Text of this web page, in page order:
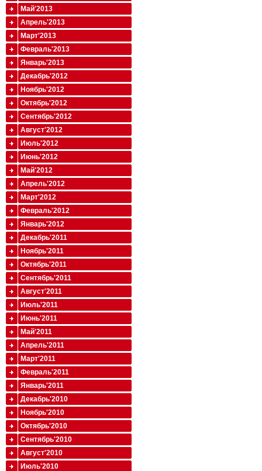
Май'2013
Апрель'2013
Март'2013
Февраль'2013
Январь'2013
Декабрь'2012
Ноябрь'2012
Октябрь'2012
Сентябрь'2012
Август'2012
Июль'2012
Июнь'2012
Май'2012
Апрель'2012
Март'2012
Февраль'2012
Январь'2012
Декабрь'2011
Ноябрь'2011
Октябрь'2011
Сентябрь'2011
Август'2011
Июль'2011
Июнь'2011
Май'2011
Апрель'2011
Март'2011
Февраль'2011
Январь'2011
Декабрь'2010
Ноябрь'2010
Октябрь'2010
Сентябрь'2010
Август'2010
Июль'2010